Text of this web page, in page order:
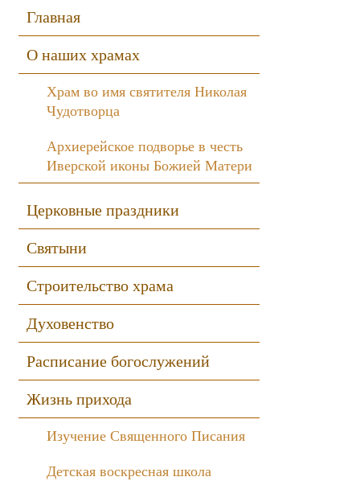
Sidebar
Главная
О наших храмах
Храм во имя святителя Николая
Чудотворца
Архиерейское подворье в честь
Иверской иконы Божией Матери
Церковные праздники
Святыни
Строительство храма
Духовенство
Расписание богослужений
Жизнь прихода
Изучение Священного Писания
Детская воскресная школа